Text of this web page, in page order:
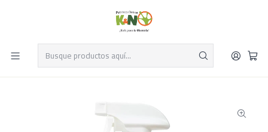
Despacho el mismo día y envío gratis por compras sobre $19.990
Leer más
Productos para Gatos
Aseo y Limpieza para Gatos
Desodorizante Litter Box 1035 ml-Skouts Honor